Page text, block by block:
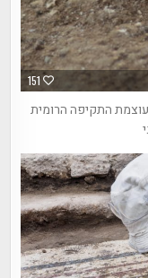
151
התקיפה הרומית